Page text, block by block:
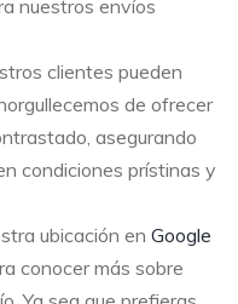
nuestros envíos
clientes pueden
de ofrecer
asegurando
condiciones prístinas y
ubicación en Google
conocer más sobre